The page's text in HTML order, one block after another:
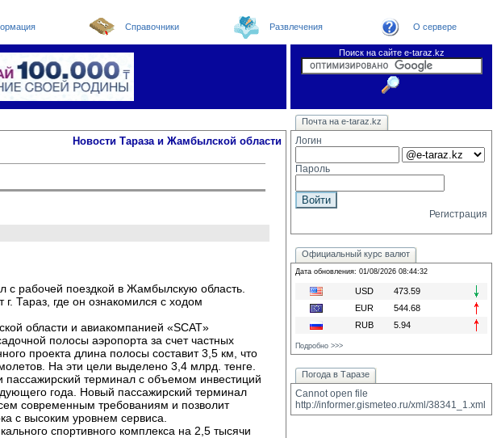
Справочники Развлечения О сервере
Поиск на сайте e-taraz.kz
Новости Погода в Таразе
Телефоный справочник
Видеоконференция
Новости e-taraz
Новости Тараза и Жамбылской области
с рабочей поездкой в Жамбылскую область.
Тараз, где он ознакомился с ходом
области и авиакомпанией «SCAT»
полосы аэропорта за счет частных
проекта длина полосы составит 3,5 км, что
На эти цели выделено 3,4 млрд. тенге.
пассажирский терминал с объемом инвестиций
года. Новый пассажирский терминал
современным требованиям и позволит
с высоким уровнем сервиса.
спортивного комплекса на 2,5 тысячи
Почта на e-taraz.kz
Логин
Пароль
Регистрация
Официальный курс валют
Дата обновления: 01/08/2026 08:44:32
USD
473.59
EUR
544.68
RUB
5.94
Подробно >>>
Погода в Таразе
Cannot open file
http://informer.gismeteo.ru/xml/38341_1.xml